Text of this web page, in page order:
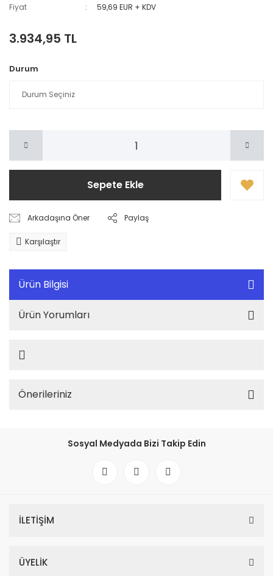
Fiyat
59,69 EUR + KDV
3.934,95 TL
Durum
Sepete Ekle
Arkadaşına Öner Paylaş
Karşılaştır
Ürün Bilgisi
Ürün Yorumları
Önerileriniz
Sosyal Medyada Bizi Takip Edin
İLETİŞİM
ÜYELİK